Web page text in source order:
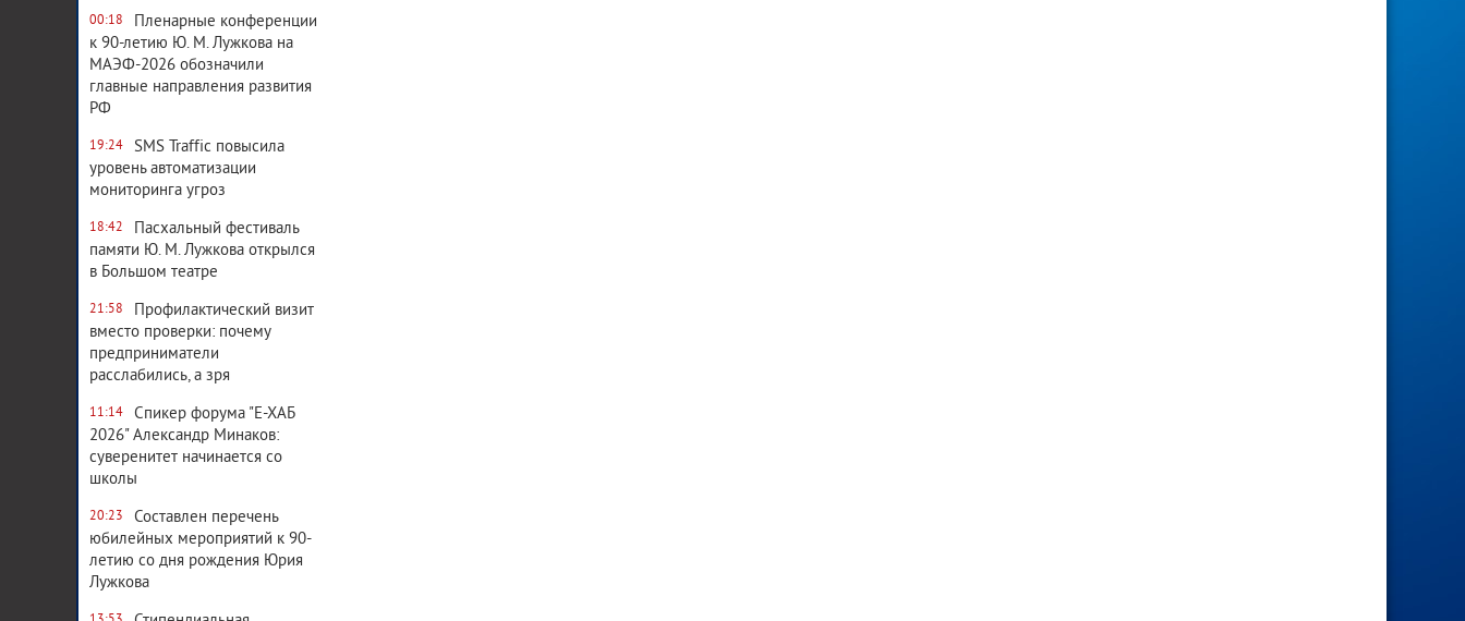
00:18
Пленарные конференции
к 90-летию Ю. М. Лужкова на
МАЭФ-2026 обозначили
главные направления развития
РФ
19:24
SMS Traffic повысила
уровень автоматизации
мониторинга угроз
18:42
Пасхальный фестиваль
памяти Ю. М. Лужкова открылся
в Большом театре
21:58
Профилактический визит
вместо проверки: почему
предприниматели
расслабились, а зря
11:14
Спикер форума "Е-ХАБ
2026" Александр Минаков:
суверенитет начинается со
школы
20:23
Составлен перечень
юбилейных мероприятий к 90-
летию со дня рождения Юрия
Лужкова